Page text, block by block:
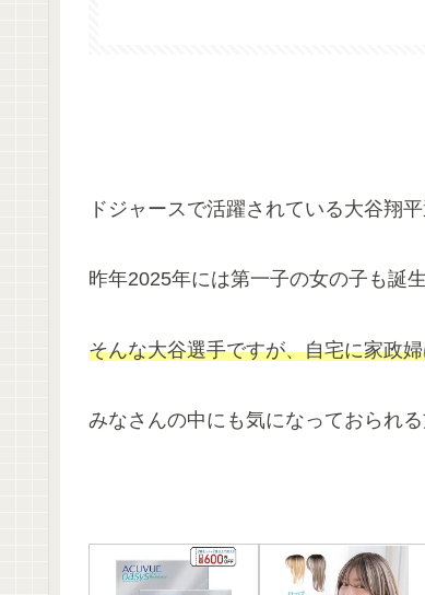
ドジャースで活躍されている大谷翔平
昨年2025年には第一子の女の子も誕
そんな大谷選手ですが、自宅に家政
みなさんの中にも気になっておられ